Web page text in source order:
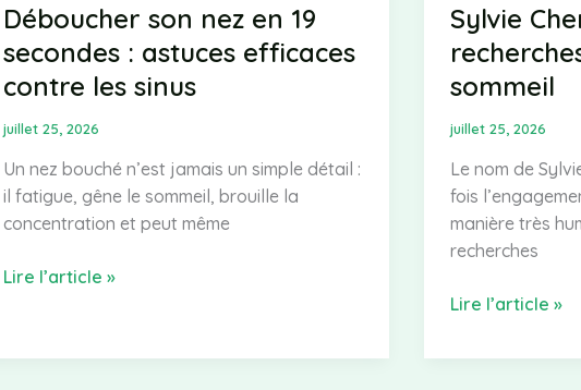
Déboucher son nez en 19
secondes : astuces efficaces
contre les sinus
juillet 25, 2026
Un nez bouché n’est jamais un simple détail :
il fatigue, gêne le sommeil, brouille la
concentration et peut même
Déboucher
en
Lire l’article »
Sylvie
sommeil
juillet 25, 2026
Le nom de
fois
manière très
recherches
Sylvie
et
Lire l’article »